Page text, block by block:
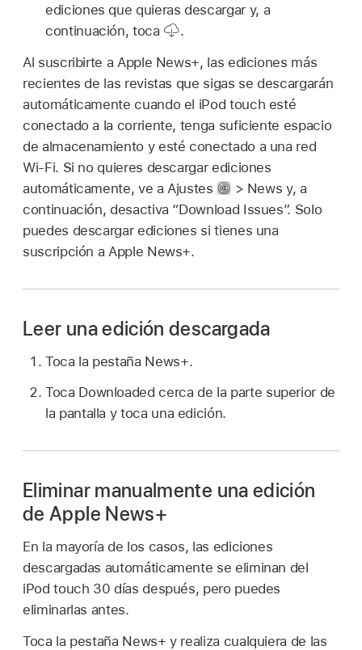
ediciones que quieras descargar y, a
continuación, toca
.
Al suscribirte a Apple News+, las ediciones más
recientes de las revistas que sigas se descargarán
automáticamente cuando el iPod touch esté
conectado a la corriente, tenga suficiente espacio
de almacenamiento y esté conectado a una red
Wi-Fi. Si no quieres descargar ediciones
automáticamente, ve a Ajustes
> News y, a
continuación, desactiva “Download Issues”. Solo
puedes descargar ediciones si tienes una
suscripción a Apple News+.
Leer una edición descargada
Toca la pestaña News+.
Toca Downloaded cerca de la parte superior de
la pantalla y toca una edición.
Eliminar manualmente una edición
de Apple News+
En la mayoría de los casos, las ediciones
descargadas automáticamente se eliminan del
iPod touch 30 días después, pero puedes
eliminarlas antes.
Toca la pestaña News+ y realiza cualquiera de las